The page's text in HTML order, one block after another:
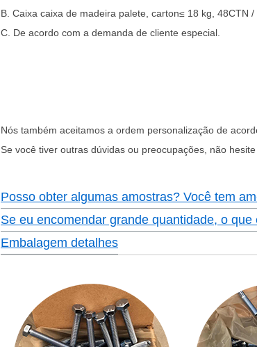
B. Caixa caixa de madeira palete, carton≤ 18 kg, 48CTN
C. De acordo com a demanda de cliente especial.
Nós também aceitamos a ordem personalização de
Se você tiver outras dúvidas ou preocupações, não
Posso obter algumas amostras? Você tem
Se eu encomendar grande quantidade, o que
Embalagem detalhes